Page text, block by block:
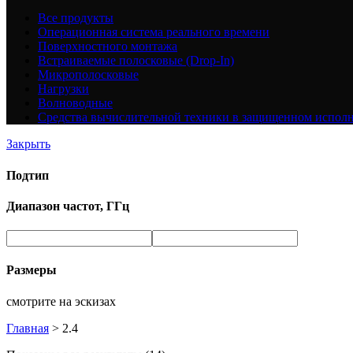
Все продукты
Операционная система реального времени
Поверхностного монтажа
Встраиваемые полосковые (Drop-In)
Микрополосковые
Нагрузки
Волноводные
Средства вычислительной техники в защищенном
Закрыть
Подтип
Диапазон частот, ГГц
Размеры
смотрите на эскизах
Главная > 2.4